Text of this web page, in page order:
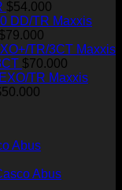
$54.000
Maxxis
$79.000
Maxxis
$70.000
Maxxis
50.000
Abus
Abus